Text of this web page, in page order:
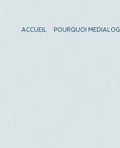
ACCUEIL POURQUOI MEDIALOG